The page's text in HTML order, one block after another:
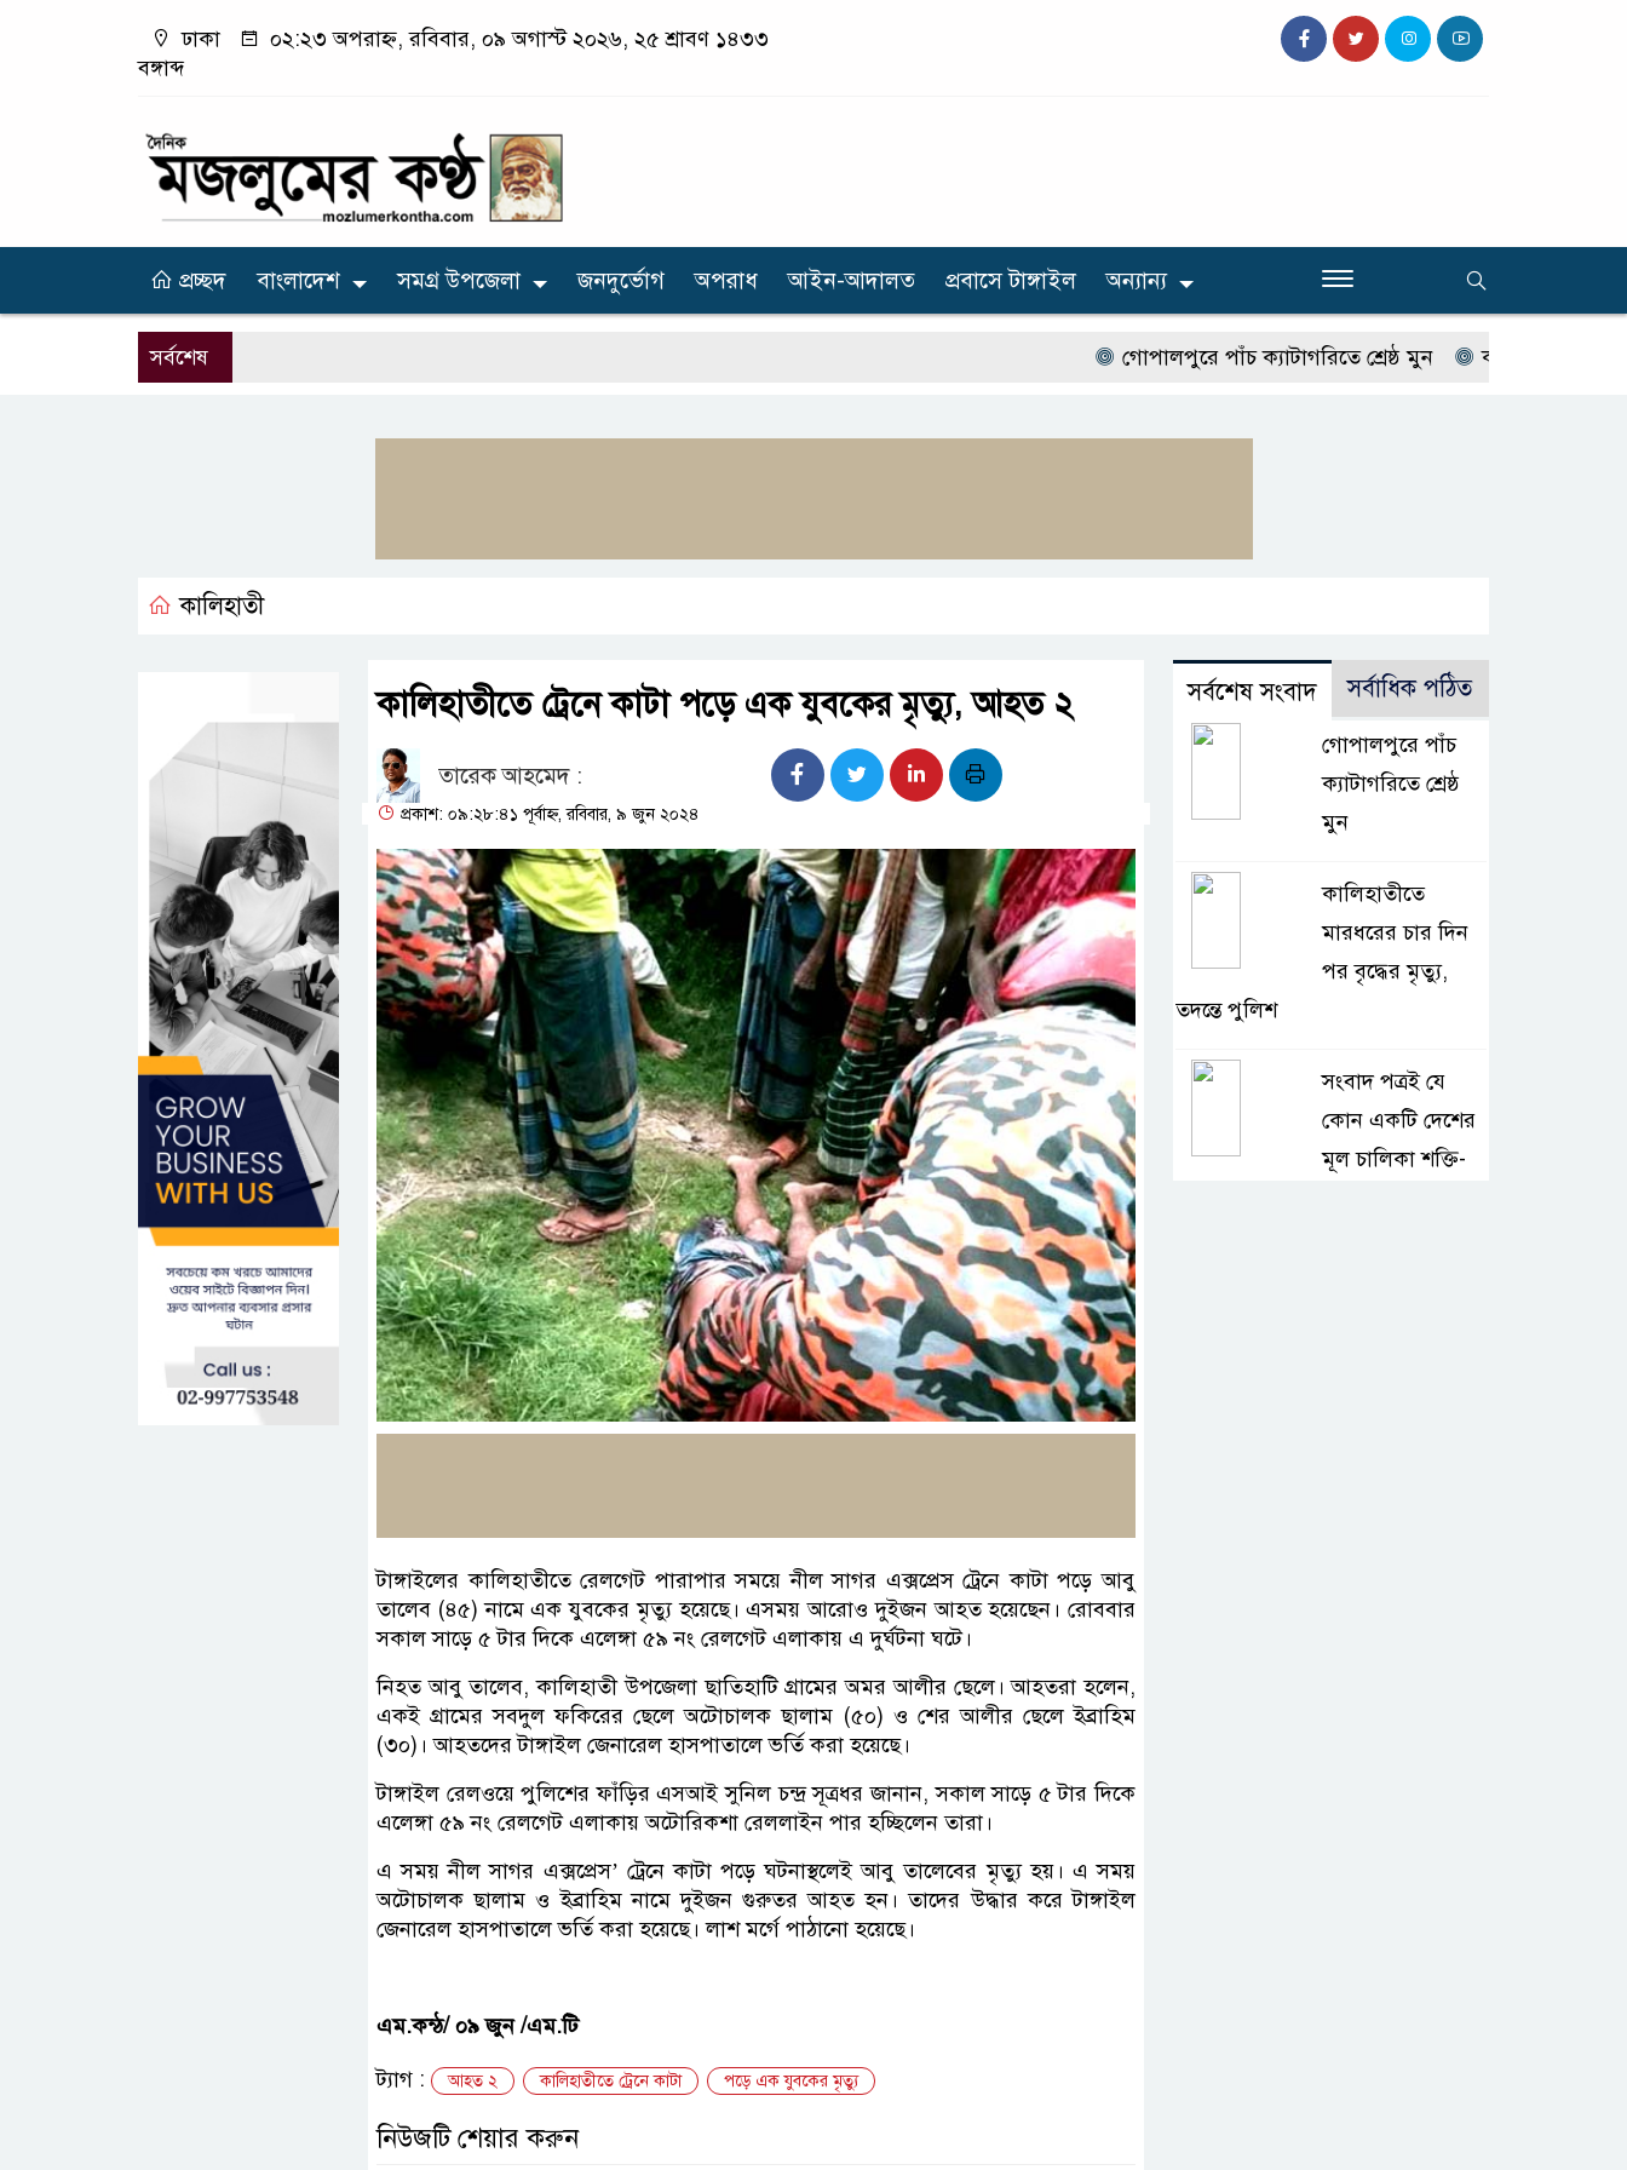
ঢাকা
০২:২৩ অপরাহ্ন, রবিবার, ০৯ অগাস্ট ২০২৬, ২৫ শ্রাবণ ১৪৩৩
বঙ্গাব্দ
প্রচ্ছদ বাংলাদেশ সমগ্র উপজেলা জনদুর্ভোগ অপরাধ আইন-আদালত প্রবাসে টাঙ্গাইল অন্যান্য
সর্বশেষ গোপালপুরে পাঁচ ক্যাটাগরিতে শ্রেষ্ঠ মুন কালিহাতীতে মারধরের
কালিহাতী
কালিহাতীতে ট্রেনে কাটা পড়ে এক যুবকের মৃত্যু, আহত ২
তারেক আহমেদ :
প্রকাশ: ০৯:২৮:৪১ পূর্বাহ্ন, রবিবার, ৯ জুন ২০২৪
টাঙ্গাইলের কালিহাতীতে রেলগেট পারাপার সময়ে নীল সাগর এক্সপ্রেস ট্রেনে কাটা পড়ে আবু
তালেব (৪৫) নামে এক যুবকের মৃত্যু হয়েছে। এসময় আরোও দুইজন আহত হয়েছেন। রোববার
সকাল সাড়ে ৫ টার দিকে এলেঙ্গা ৫৯ নং রেলগেট এলাকায় এ দুর্ঘটনা ঘটে।
নিহত আবু তালেব, কালিহাতী উপজেলা ছাতিহাটি গ্রামের অমর আলীর ছেলে। আহতরা হলেন,
একই গ্রামের সবদুল ফকিরের ছেলে অটোচালক ছালাম (৫০) ও শের আলীর ছেলে ইব্রাহিম
(৩০)। আহতদের টাঙ্গাইল জেনারেল হাসপাতালে ভর্তি করা হয়েছে।
টাঙ্গাইল রেলওয়ে পুলিশের ফাঁড়ির এসআই সুনিল চন্দ্র সূত্রধর জানান, সকাল সাড়ে ৫ টার দিকে
এলেঙ্গা ৫৯ নং রেলগেট এলাকায় অটোরিকশা রেললাইন পার হচ্ছিলেন তারা।
এ সময় নীল সাগর এক্সপ্রেস’ ট্রেনে কাটা পড়ে ঘটনাস্থলেই আবু তালেবের মৃত্যু হয়। এ সময়
অটোচালক ছালাম ও ইব্রাহিম নামে দুইজন গুরুতর আহত হন। তাদের উদ্ধার করে টাঙ্গাইল
জেনারেল হাসপাতালে ভর্তি করা হয়েছে। লাশ মর্গে পাঠানো হয়েছে।
এম.কন্ঠ/ ০৯ জুন /এম.টি
ট্যাগ :
আহত ২ কালিহাতীতে ট্রেনে কাটা পড়ে এক যুবকের মৃত্যু
নিউজটি শেয়ার করুন
সর্বশেষ সংবাদ সর্বাধিক পঠিত
গোপালপুরে পাঁচ
ক্যাটাগরিতে শ্রেষ্ঠ
মুন
কালিহাতীতে
মারধরের চার দিন
পর বৃদ্ধের মৃত্যু,
তদন্তে পুলিশ
সংবাদ পত্রই যে
কোন একটি দেশের
মূল চালিকা শক্তি-